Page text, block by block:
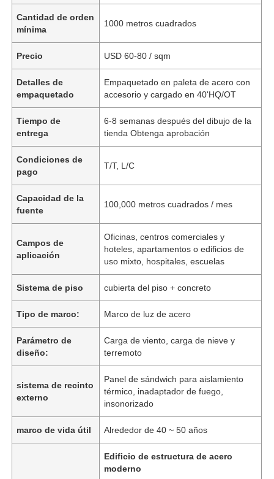
Cantidad de orden
mínima
1000 metros cuadrados
Precio USD 60-80 / sqm
Detalles de
empaquetado
Empaquetado en paleta de acero con
accesorio y cargado en 40'HQ/OT
Tiempo de
entrega
6-8 semanas después del dibujo de la
tienda Obtenga aprobación
Condiciones de
pago
T/T, L/C
Capacidad de la
fuente
100,000 metros cuadrados / mes
Campos de
aplicación
Oficinas, centros comerciales y
hoteles, apartamentos o edificios de
uso mixto, hospitales, escuelas
Sistema de piso cubierta del piso + concreto
Tipo de marco: Marco de luz de acero
Parámetro de
diseño:
Carga de viento, carga de nieve y
terremoto
sistema de recinto
externo
Panel de sándwich para aislamiento
térmico, inadaptador de fuego,
insonorizado
marco de vida útil Alrededor de 40 ~ 50 años
Edificio de estructura de acero
moderno